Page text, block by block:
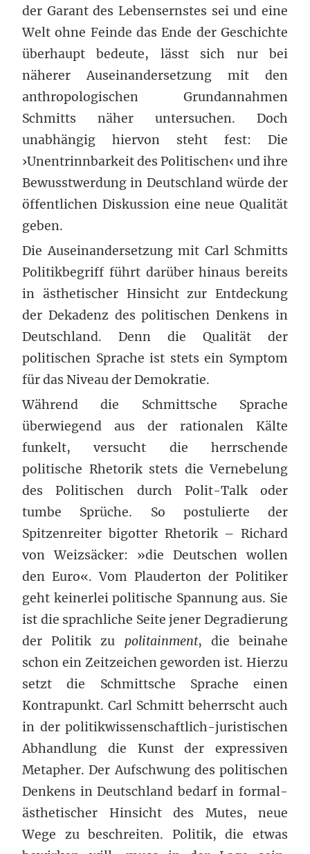
der Garant des Lebensernstes sei und eine
Welt ohne Feinde das Ende der Geschichte
überhaupt bedeute, lässt sich nur bei
näherer Auseinandersetzung mit den
anthropologischen Grundannahmen
Schmitts näher untersuchen. Doch
unabhängig hiervon steht fest: Die
›Unentrinnbarkeit des Politischen‹ und ihre
Bewusstwerdung in Deutschland würde der
öffentlichen Diskussion eine neue Qualität
geben.
Die Auseinandersetzung mit Carl Schmitts
Politikbegriff führt darüber hinaus bereits
in ästhetischer Hinsicht zur Entdeckung
der Dekadenz des politischen Denkens in
Deutschland. Denn die Qualität der
politischen Sprache ist stets ein Symptom
für das Niveau der Demokratie.
Während die Schmittsche Sprache
überwiegend aus der rationalen Kälte
funkelt, versucht die herrschende
politische Rhetorik stets die Vernebelung
des Politischen durch Polit-Talk oder
tumbe Sprüche. So postulierte der
Spitzenreiter bigotter Rhetorik – Richard
von Weizsäcker: »die Deutschen wollen
den Euro«. Vom Plauderton der Politiker
geht keinerlei politische Spannung aus. Sie
ist die sprachliche Seite jener Degradierung
der Politik zu politainment, die beinahe
schon ein Zeitzeichen geworden ist. Hierzu
setzt die Schmittsche Sprache einen
Kontrapunkt. Carl Schmitt beherrscht auch
in der politikwissenschaftlich-juristischen
Abhandlung die Kunst der expressiven
Metapher. Der Aufschwung des politischen
Denkens in Deutschland bedarf in formal-
ästhetischer Hinsicht des Mutes, neue
Wege zu beschreiten. Politik, die etwas